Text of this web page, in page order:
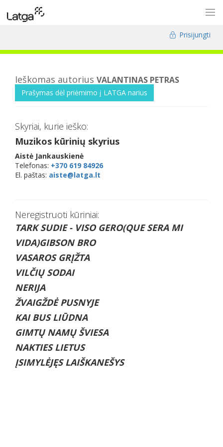
Prisijungti
Ieškomas autorius VALANTINAS PETRAS
Prašymas dėl priėmimo į LATGA narius
Skyriai, kurie ieško:
Muzikos kūrinių skyrius
Aistė Jankauskienė
Telefonas: +370 619 84926
El. paštas: aiste@latga.lt
Neregistruoti kūriniai:
TARK SUDIE - VISO GERO(QUE SERA MI
VIDA)GIBSON BRO
VASAROS GRĮŽTA
VILČIŲ SODAI
NERIJA
ŽVAIGŽDĖ PUSNYJE
KAI BUS LIŪDNA
GIMTŲ NAMŲ ŠVIESA
NAKTIES LIETUS
ĮSIMYLĖJĘS LAIŠKANEŠYS